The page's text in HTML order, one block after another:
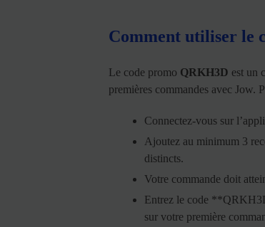
Comment utiliser le
Le code promo QRKH3D est un
premières commandes avec Jow.
Connectez-vous sur
Ajoutez au minimum 3
distincts.
Votre commande doit
Entrez le code
sur votre première